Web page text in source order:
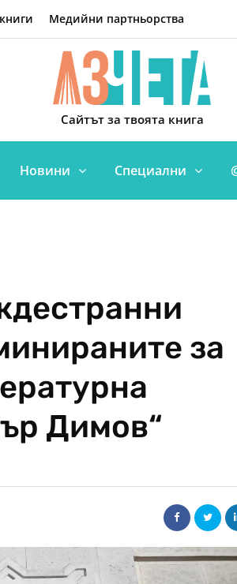
Медийни партньорства
Сайтът за твоята книга
Новини Специални
за
Димов“